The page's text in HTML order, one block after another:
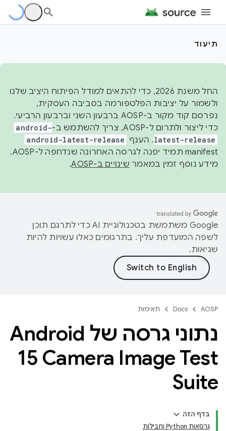
תיעוד
החל משנת 2026, כדי להתאים למודל הפיתוח היציב שלנו
ולשמור על יציבות הפלטפורמה בסביבה העסקית,
נפרסם קוד מקור ב-AOSP ברבעון השני וברבעון הרביעי.
כדי ליצור ולתרום ל-AOSP, צריך להשתמש ב-
android-
latest-release. הענף android-latest-release
manifest תמיד יפנה לגרסה האחרונה שנדחפה ל-AOSP.
מידע נוסף זמין במאמר שינויים ב-AOSP .
‫Google משתמשת בטכנולוגיית AI כדי לתרגם תוכן
לשפה המועדפת עליך. בתרגומים כאלו עשויות להיות
שגיאות.
AOSP
Docs תאימות
נתוני גרסה של Android
15 Camera Image Test
Suite
בדף הזה
גרסאות Python וחבילות